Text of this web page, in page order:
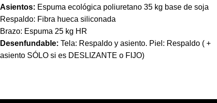
Asientos: Espuma ecológica poliuretano 35 kg base de soja
Respaldo: Fibra hueca siliconada
Brazo: Espuma 25 kg HR
Desenfundable: Tela: Respaldo y asiento. Piel: Respaldo ( +
asiento SÓLO si es DESLIZANTE o FIJO)